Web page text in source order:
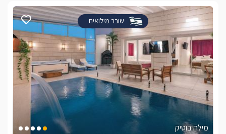
שובר מילואים
מילה בוטיק